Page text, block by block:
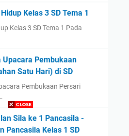
Kelas 3 SD Tema 1
Kelas 3 SD Tema 1 Pada
Pembukaan
Satu Hari) di SD
Pembukaan Persari
Sila ke 1 Pancasila -
Pancasila Kelas 1 SD